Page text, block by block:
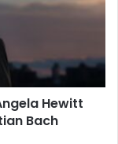
Hewitt
Bach